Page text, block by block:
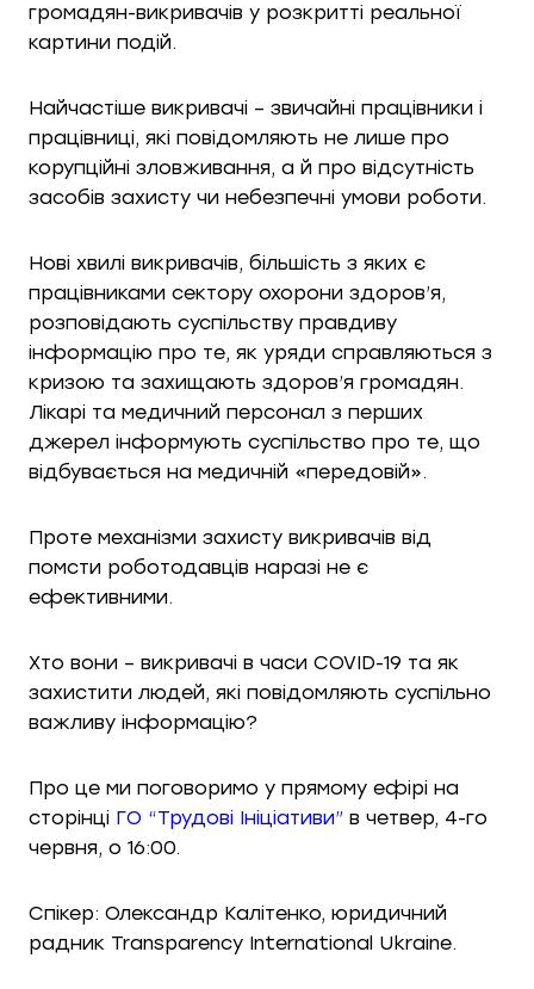
громадян-викривачів у розкритті реальної
картини подій.
Найчастіше викривачі – звичайні працівники і
працівниці, які повідомляють не лише про
корупційні зловживання, а й про відсутність
засобів захисту чи небезпечні умови роботи.
Нові хвилі викривачів, більшість з яких є
працівниками сектору охорони здоров’я,
розповідають суспільству правдиву
інформацію про те, як уряди справляються з
кризою та захищають здоров’я громадян.
Лікарі та медичний персонал з перших
джерел інформують суспільство про те, що
відбувається на медичній «передовій».
Проте механізми захисту викривачів від
помсти роботодавців наразі не є
ефективними.
Хто вони – викривачі в часи COVID-19 та як
захистити людей, які повідомляють суспільно
важливу інформацію?
Про це ми поговоримо у прямому ефірі на
сторінці ГО “Трудові Ініціативи” в четвер, 4-го
червня, о 16:00.
Спікер: Олександр Калітенко, юридичний
радник Transparency International Ukraine.